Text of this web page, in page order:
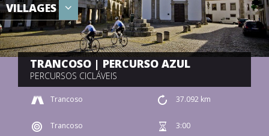
VILLAGES
TRANCOSO | PERCURSO AZUL
PERCURSOS CICLÁVEIS
Trancoso 37.092 km
Trancoso 3:00